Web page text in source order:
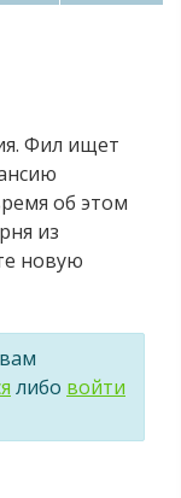
Фил ищет
об этом
из
новую
либо войти